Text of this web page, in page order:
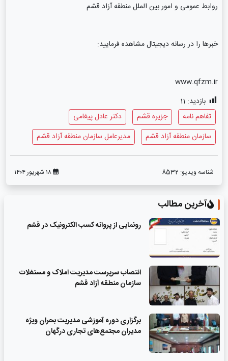
روابط عمومی و امور بین الملل منطقه آزاد قشم
خبرها را در رسانه دیجیتال مشاهده فرمایید:
www.qfzm.ir
بازدید: 11
تفاهم نامه
جزیره قشم
دکتر عادل پیغامی
سازمان منطقه آزاد قشم
مدیرعامل سازمان منطقه آزاد قشم
شناسه ویدیو:
آخرین مطالب
رونمایی از پروانه کسب الکترونیک در قشم
انتصاب سرپرست مدیریت املاک و مستغلات
سازمان منطقه آزاد قشم
برگزاری دوره آموزشی مدیریت بحران ویژه
مدیران مجتمع‌های تجاری درگهان